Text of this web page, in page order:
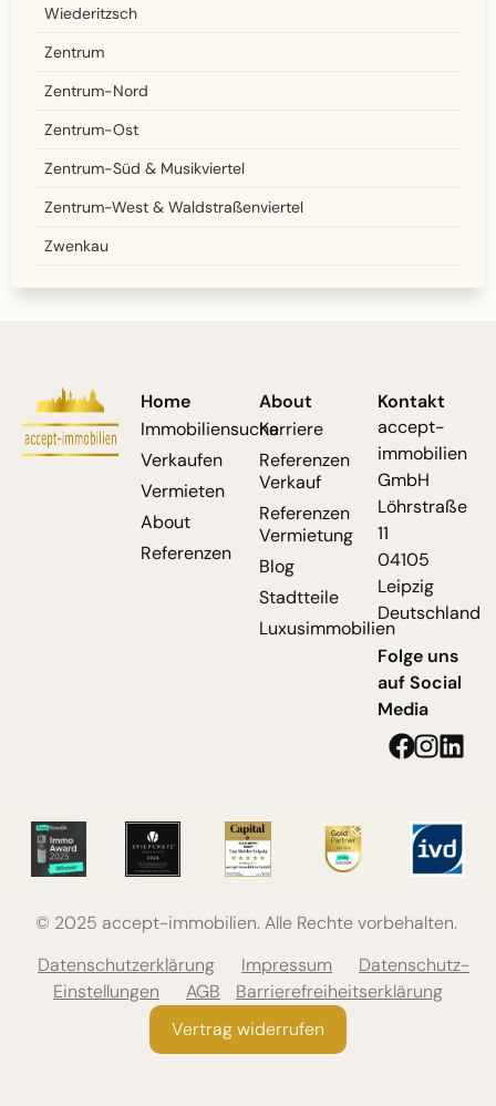
Wiederitzsch
Zentrum
Zentrum-Nord
Zentrum-Ost
Zentrum-Süd & Musikviertel
Zentrum-West & Waldstraßenviertel
Zwenkau
Home
Immobiliensuche
Verkaufen
Vermieten
About
Referenzen
About
Karriere
Referenzen
Verkauf
Referenzen
Vermietung
Blog
Stadtteile
Luxusimmobilien
Kontakt
accept-
immobilien
GmbH
Löhrstraße
11
04105
Leipzig
Deutschland
Folge uns
auf Social
Media
© 2025 accept-immobilien. Alle Rechte vorbehalten.
Datenschutzerklärung
Impressum
Datenschutz-
Einstellungen
AGB
Barrierefreiheitserklärung
Vertrag widerrufen